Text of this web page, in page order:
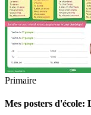
Primaire
Mes posters d'école: